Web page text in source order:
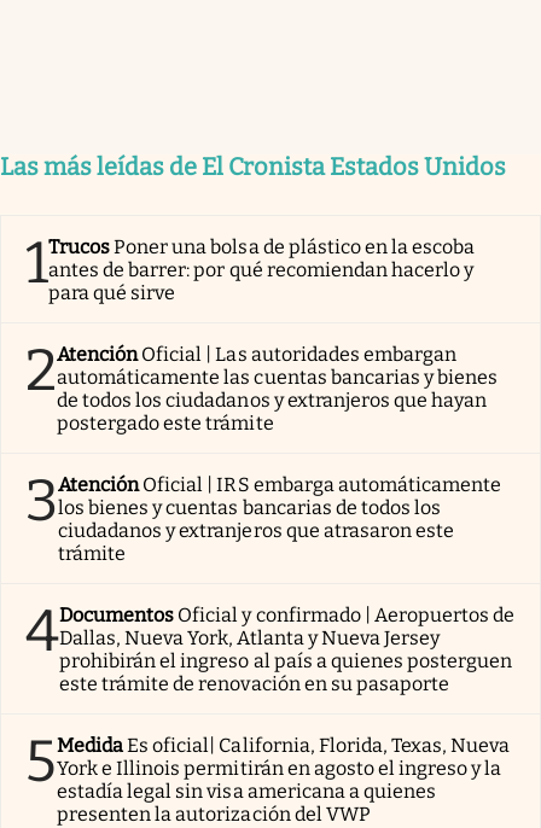
Las más leídas de El Cronista Estados Unidos
1TrucosPoner una bolsa de plástico en la escoba
antes de barrer: por qué recomiendan hacerlo y
para qué sirve
2AtenciónOficial | Las autoridades embargan
automáticamente las cuentas bancarias y bienes
de todos los ciudadanos y extranjeros que hayan
postergado este trámite
3AtenciónOficial | IRS embarga automáticamente
los bienes y cuentas bancarias de todos los
ciudadanos y extranjeros que atrasaron este
trámite
4Documentos Oficial y confirmado | Aeropuertos de
Dallas, Nueva York, Atlanta y Nueva Jersey
prohibirán el ingreso al país a quienes posterguen
este trámite de renovación en su pasaporte
5MedidaEs oficial| California, Florida, Texas, Nueva
York e Illinois permitirán en agosto el ingreso y la
estadía legal sin visa americana a quienes
presenten la autorización del VWP